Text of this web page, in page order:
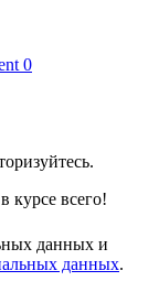
0
курсе всего!
данных и
данных.